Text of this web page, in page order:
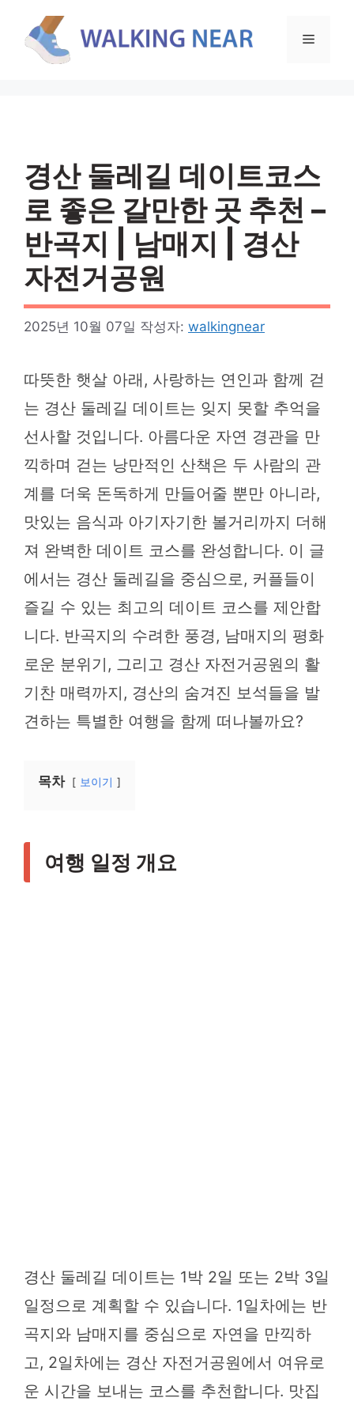
메
경산 둘레길 데이트코스
로 좋은 갈만한 곳 추천 –
반곡지 | 남매지 | 경산
자전거공원
2025년 10월 07일 작성자: walkingnear
따뜻한 햇살 아래, 사랑하는 연인과 함께 걷
는 경산 둘레길 데이트는 잊지 못할 추억을
선사할 것입니다. 아름다운 자연 경관을 만
끽하며 걷는 낭만적인 산책은 두 사람의 관
계를 더욱 돈독하게 만들어줄 뿐만 아니라,
맛있는 음식과 아기자기한 볼거리까지 더해
져 완벽한 데이트 코스를 완성합니다. 이 글
에서는 경산 둘레길을 중심으로, 커플들이
즐길 수 있는 최고의 데이트 코스를 제안합
니다. 반곡지의 수려한 풍경, 남매지의 평화
로운 분위기, 그리고 경산 자전거공원의 활
기찬 매력까지, 경산의 숨겨진 보석들을 발
견하는 특별한 여행을 함께 떠나볼까요?
목차 보이기
여행 일정 개요
경산 둘레길 데이트는 1박 2일 또는 2박 3일
일정으로 계획할 수 있습니다. 1일차에는 반
곡지와 남매지를 중심으로 자연을 만끽하
고, 2일차에는 경산 자전거공원에서 여유로
운 시간을 보내는 코스를 추천합니다. 맛집